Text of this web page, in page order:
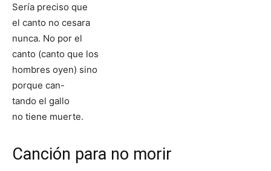
Sería preciso que
el canto no cesara
nunca. No por el
canto (canto que los
hombres oyen) sino
porque can-
tando el gallo
no tiene muerte.
Canción para no morir